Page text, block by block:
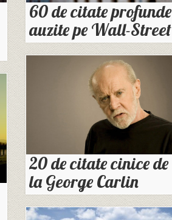
60 de citate profunde
auzite pe Wall-Street
20 de citate cinice de
la George Carlin